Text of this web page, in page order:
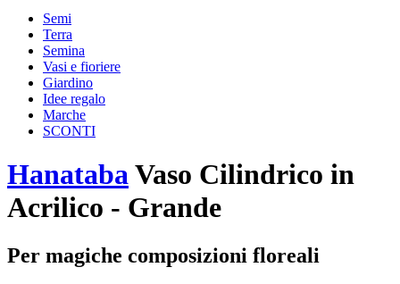
Semi
Terra
Semina
Vasi e fioriere
Giardino
Idee regalo
Marche
SCONTI
HanatabaVaso Cilindrico in
Acrilico - Grande
Per magiche composizioni floreali